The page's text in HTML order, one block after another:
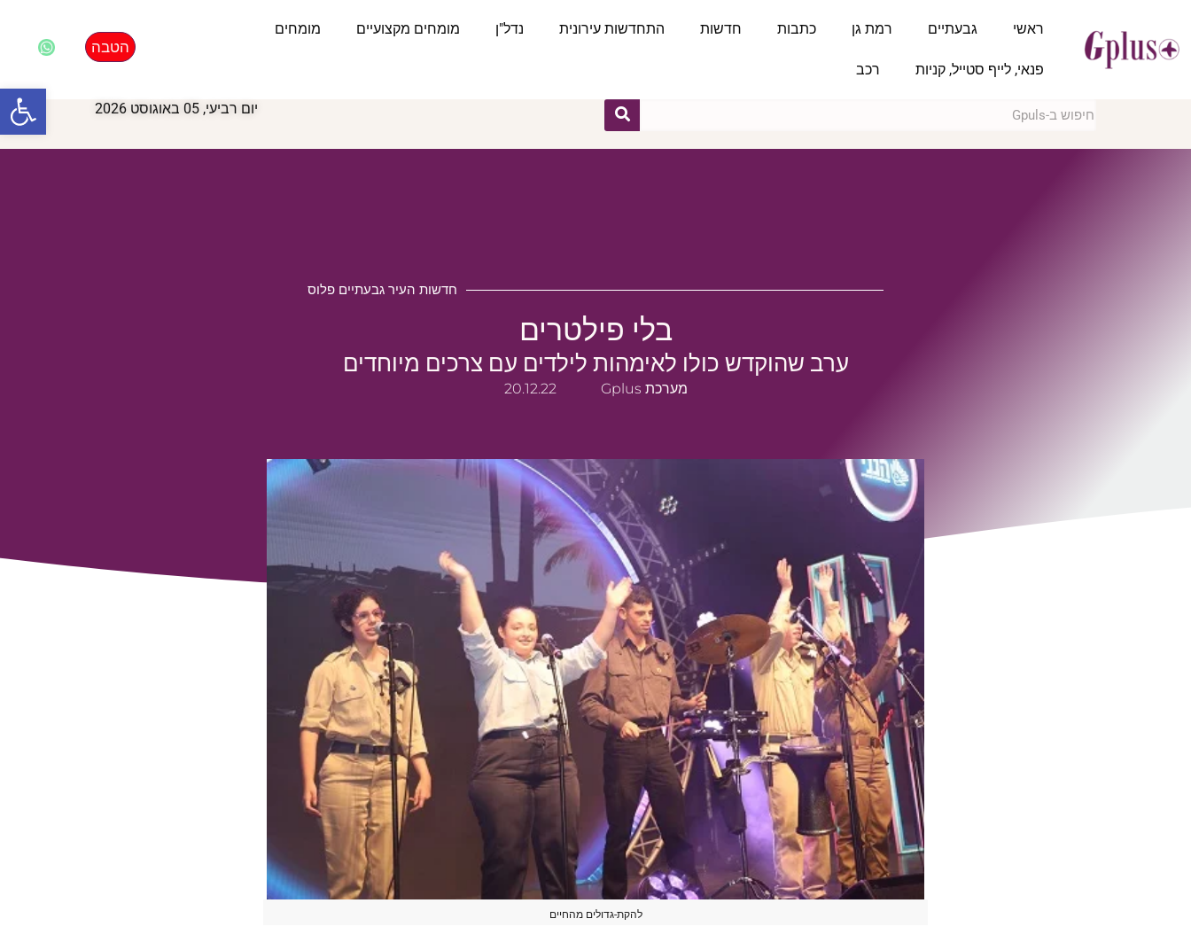
ראשי גבעתיים רמת גן כתבות חדשות התחדשות עירונית נדל"ן מומחים מקצועיים מומחים
פנאי, לייף סטייל, קניות רכב
הטבה
יום רביעי, 05 באוגוסט 2026
חדשות העיר גבעתיים פלוס
בלי פילטרים
ערב שהוקדש כולו לאימהות לילדים עם צרכים מיוחדים
מערכת Gplus 20.12.22
להקת-גדולים מהחיים
פתח